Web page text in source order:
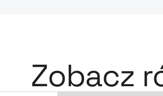
Zobacz